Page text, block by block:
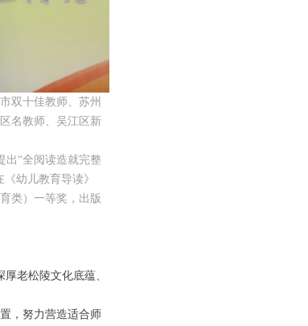
双十佳教师、苏州
名教师、吴江区新
出“全阅读造就完整
幼儿教育导读》
类）一等奖，出版
老松陵文化底蕴、
，努力营造适合师